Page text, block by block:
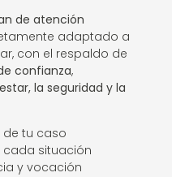
de atención
adaptado a
con el respaldo de
confianza,
la seguridad y la
de tu caso
cada situación
y vocación